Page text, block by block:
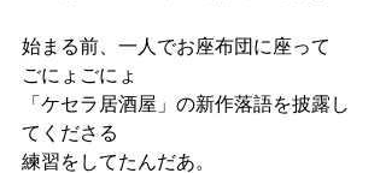
始まる前、一人でお座布団に座って
ごにょごにょ
「ケセラ居酒屋」の新作落語を披露し
てくださる
練習をしてたんだあ。